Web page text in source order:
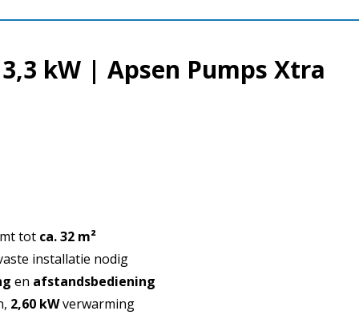
kW | Apsen Pumps Xtra
tot ca. 32 m²
installatie nodig
en afstandsbediening
2,60 kWverwarming